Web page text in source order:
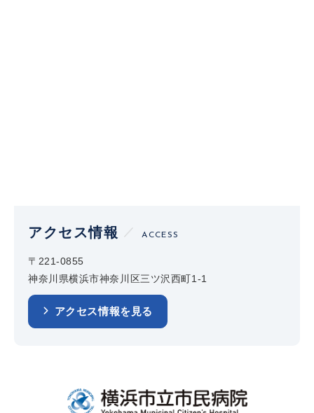
アクセス情報 ACCESS
〒221-0855
神奈川県横浜市神奈川区三ツ沢西町1-1
アクセス情報を見る